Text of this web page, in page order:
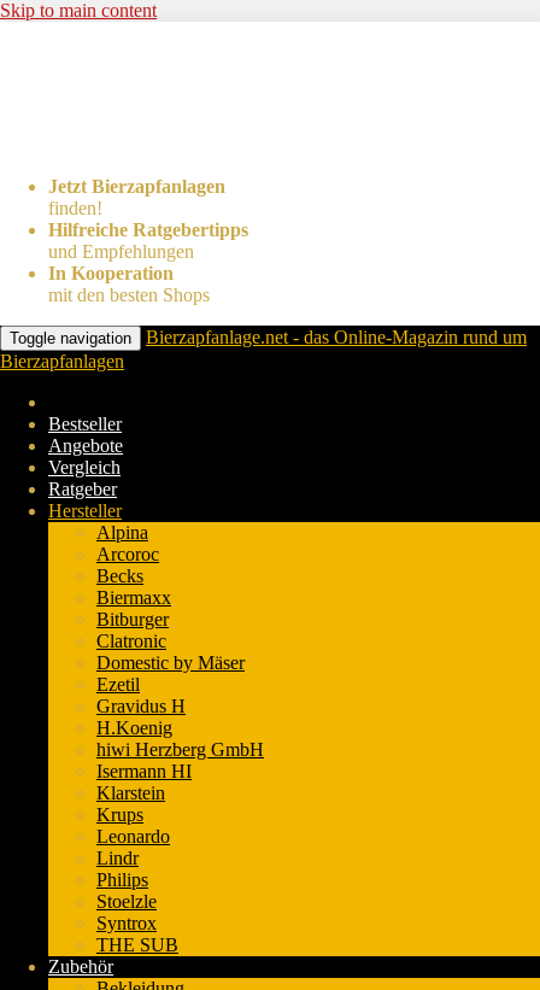
Skip to main content
Jetzt Bierzapfanlagen
finden!
Hilfreiche Ratgebertipps
und Empfehlungen
In Kooperation
mit den besten Shops
Toggle navigation
Bierzapfanlage.net - das Online-Magazin rund um
Bierzapfanlagen
Bestseller
Angebote
Vergleich
Ratgeber
Hersteller
Alpina
Arcoroc
Becks
Biermaxx
Bitburger
Clatronic
Domestic by Mäser
Ezetil
Gravidus H
H.Koenig
hiwi Herzberg GmbH
Isermann HI
Klarstein
Krups
Leonardo
Lindr
Philips
Stoelzle
Syntrox
THE SUB
Zubehör